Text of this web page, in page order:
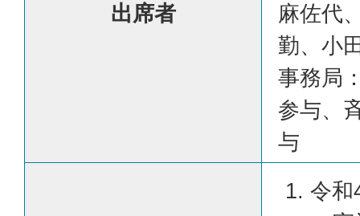
出席者
麻佐代
勤、小
事務局
参与、
与
令和